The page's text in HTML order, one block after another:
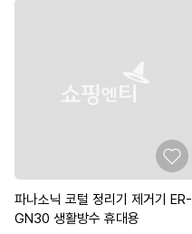
파나소닉 코털 정리기 제거기 ER-
GN30 생활방수 휴대용